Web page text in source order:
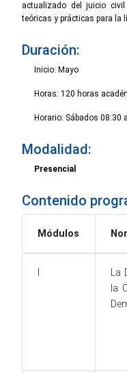
actualizado del juicio
teóricas y prácticas para la
Duración:
Inicio: Mayo
Horas: 120 horas
Horario: Sábados 08:30
Modalidad:
Presencial
Contenido
Módulos
La
la